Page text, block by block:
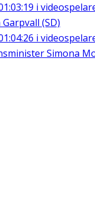
i
(SD)
i
Simona